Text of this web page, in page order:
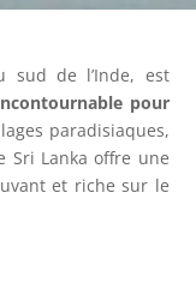
sud de l’Inde, est
pour
paradisiaques,
Sri Lanka offre une
et riche sur le